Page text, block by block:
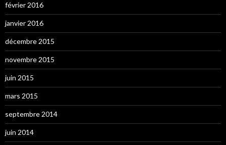
février 2016
janvier 2016
décembre 2015
novembre 2015
juin 2015
mars 2015
septembre 2014
juin 2014